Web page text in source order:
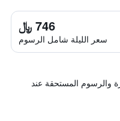
746 ﷼
سعر الليلة شامل الرسوم
والرسوم المستحقة عند